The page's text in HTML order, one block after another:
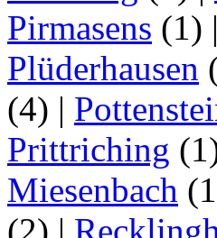
Pirmasens (1) |
Plüderhausen
(4) |
Prittriching
Miesenbach
(2) |